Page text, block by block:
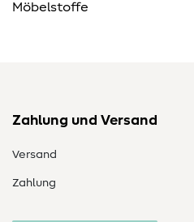
Möbelstoffe
Zahlung und Versand
Versand
Zahlung